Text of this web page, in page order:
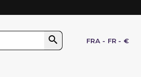
 FRA - FR - €